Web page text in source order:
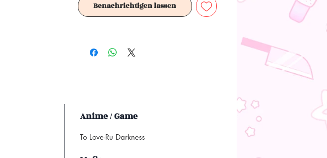
Benachrichtigen lassen
Anime / Game
To Love-Ru Darkness